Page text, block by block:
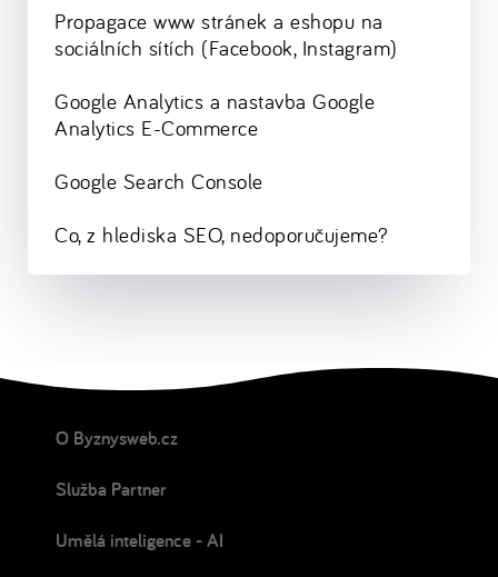
Propagace www stránek a eshopu na
sociálních sítích (Facebook, Instagram)
Google Analytics a nastavba Google
Analytics E-Commerce
Google Search Console
Co, z hlediska SEO, nedoporučujeme?
O Byznysweb.cz
Služba Partner
Umělá inteligence - AI